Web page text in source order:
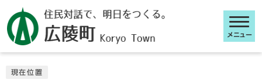
メニュー
現在位置